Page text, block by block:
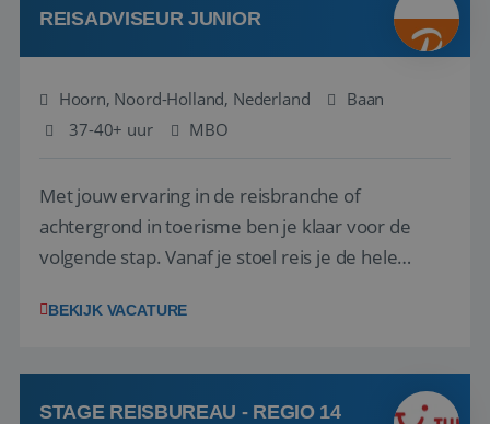
REISADVISEUR JUNIOR
Hoorn, Noord-Holland, Nederland
Baan
37-40+ uur
MBO
Met jouw ervaring in de reisbranche of
achtergrond in toerisme ben je klaar voor de
volgende stap. Vanaf je stoel reis je de hele
wensen van je team, je klant en wat er in de
klanten te overtuigen om die droomreis te
boeken! ...
BEKIJK VACATURE
STAGE REISBUREAU - REGIO 14